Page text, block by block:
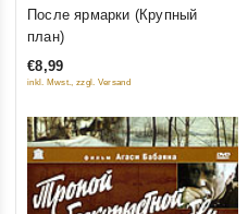
5
После ярмарки (Крупный
план)
€8,99
inkl. Mwst., zzgl. Versand